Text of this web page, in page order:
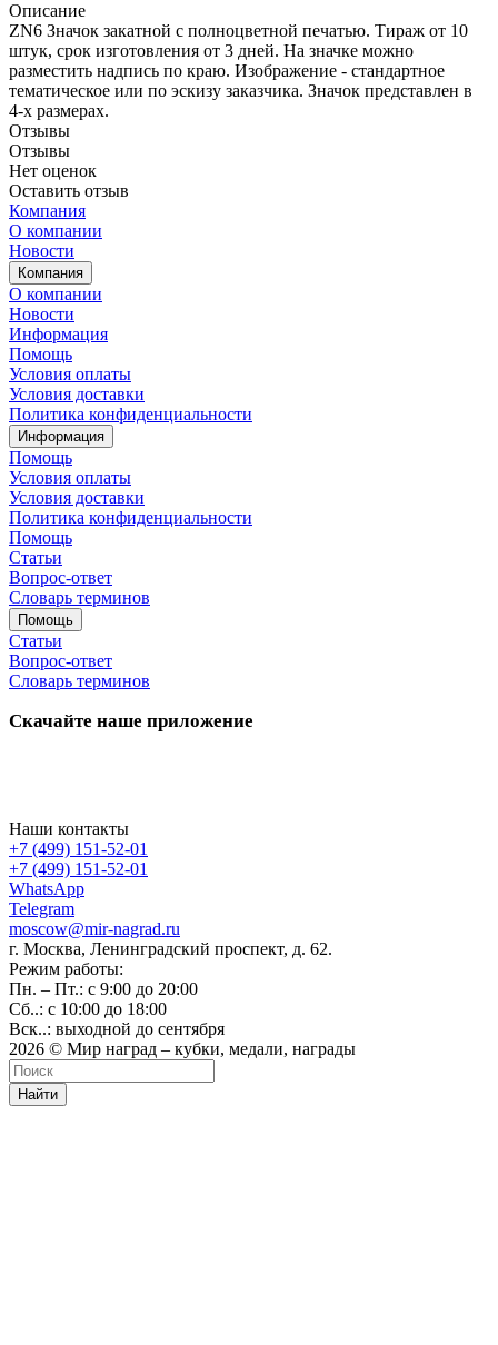
Описание
ZN6 Значок закатной с полноцветной печатью. Тираж от 10
штук, срок изготовления от 3 дней. На значке можно
разместить надпись по краю. Изображение - стандартное
тематическое или по эскизу заказчика. Значок представлен в
4-х размерах.
Отзывы
Отзывы
Нет оценок
Оставить отзыв
Компания
О компании
Новости
Компания
О компании
Новости
Информация
Помощь
Условия оплаты
Условия доставки
Политика конфиденциальности
Информация
Помощь
Условия оплаты
Условия доставки
Политика конфиденциальности
Помощь
Статьи
Вопрос-ответ
Словарь терминов
Помощь
Статьи
Вопрос-ответ
Словарь терминов
Скачайте наше приложение
Наши контакты
+7 (499) 151-52-01
+7 (499) 151-52-01
WhatsApp
Telegram
moscow@mir-nagrad.ru
г. Москва, Ленинградский проспект, д. 62.
Режим работы:
Пн. – Пт.: с 9:00 до 20:00
Сб..: с 10:00 до 18:00
Вск..: выходной до сентября
2026 © Мир наград – кубки, медали, награды
Найти